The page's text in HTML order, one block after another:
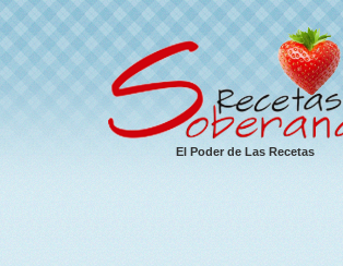
El Poder de Las Recetas